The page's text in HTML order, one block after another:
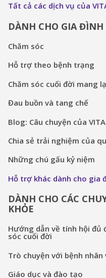
Tất cả các dịch vụ của
DÀNH CHO GIA
Chăm sóc
Hỗ trợ theo bệnh trạng
Chăm sóc cuối đời mang
Đau buồn và tang chế
Blog: Câu chuyện của
Chia sẻ trải nghiệm của
Những chú gấu kỷ niệm
Hỗ trợ khác dành cho gia
DÀNH CHO CÁC
KHỎE
Hướng dẫn về tính hội đủ
sóc cuối đời
Trò chuyện với bệnh
Giáo dục và đào tạo